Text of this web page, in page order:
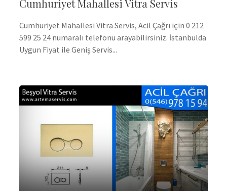
Cumhuriyet Mahallesi Vitra Servis
Cumhuriyet Mahallesi Vitra Servis, Acil Çağrı için 0 212
599 25 24 numaralı telefonu arayabilirsiniz. İstanbulda
Uygun Fiyat ile Geniş Servis...